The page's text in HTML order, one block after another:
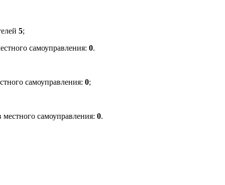
5;
самоуправления: 0.
самоуправления: 0;
местного самоуправления: 0.